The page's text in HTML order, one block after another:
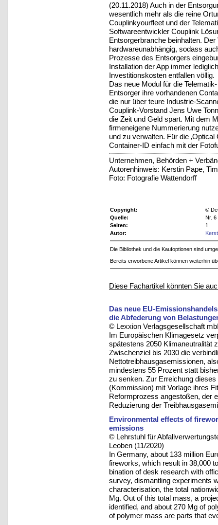
(20.11.2018) Auch in der
wesentlich mehr als die reine
Couplinkyourfleet und der
Softwareentwickler Couplink
Entsorgerbranche beinhalten.
hardwareunabhängig, sodass
Prozesse des Entsorgers
Installation der App immer
Investitionskosten entfallen völlig.
Das neue Modul für die
Entsorger ihre vorhandenen
die nur über teure Industrie-
Couplink-Vorstand Jens Uwe
die Zeit und Geld spart. Mit dem
firmeneigene Nummerierung
und zu verwalten. Für die
Container-ID einfach mit der
Unternehmen, Behörden +
Autorenhinweis: Kerstin Pape,
Foto: Fotografie Wattendorff
Copyright:
©
Quelle:
Nr. 6
Seiten:
1
Autor:
Die Bibliothek und die Kaufoptionen sind
Bereits erworbene Artikel können weiterhin
Diese Fachartikel könnten Sie
Das neue EU-
die Abfederung von
© Lexxion Verlagsgesellschaft
Im Europäischen Klimagesetz
spätestens 2050 Klimaneutralität
Zwischenziel bis 2030 die
Nettotreibhausgasemissionen,
mindestens 55 Prozent statt
zu senken. Zur Erreichung
(Kommission) mit Vorlage ihres
Reformprozess angestoßen, der
Reduzierung der
Environmental effects of
emissions
© Lehrstuhl für
Leoben (11/2020)
In Germany, about 133 million
fireworks, which result in 38,000
bination of desk research with
survey, dismantling experiments
characterisation, the total
Mg. Out of this total mass, a
identified, and about 270 Mg of
of polymer mass are parts that